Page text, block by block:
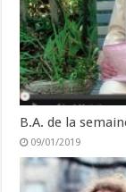
B.A. de la
09/01/2019